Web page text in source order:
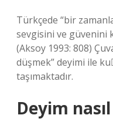
Türkçede “bir
sevgisini ve güvenini
(Aksoy 1993: 808)
düşmek” deyimi ile
taşımaktadır.
Deyim